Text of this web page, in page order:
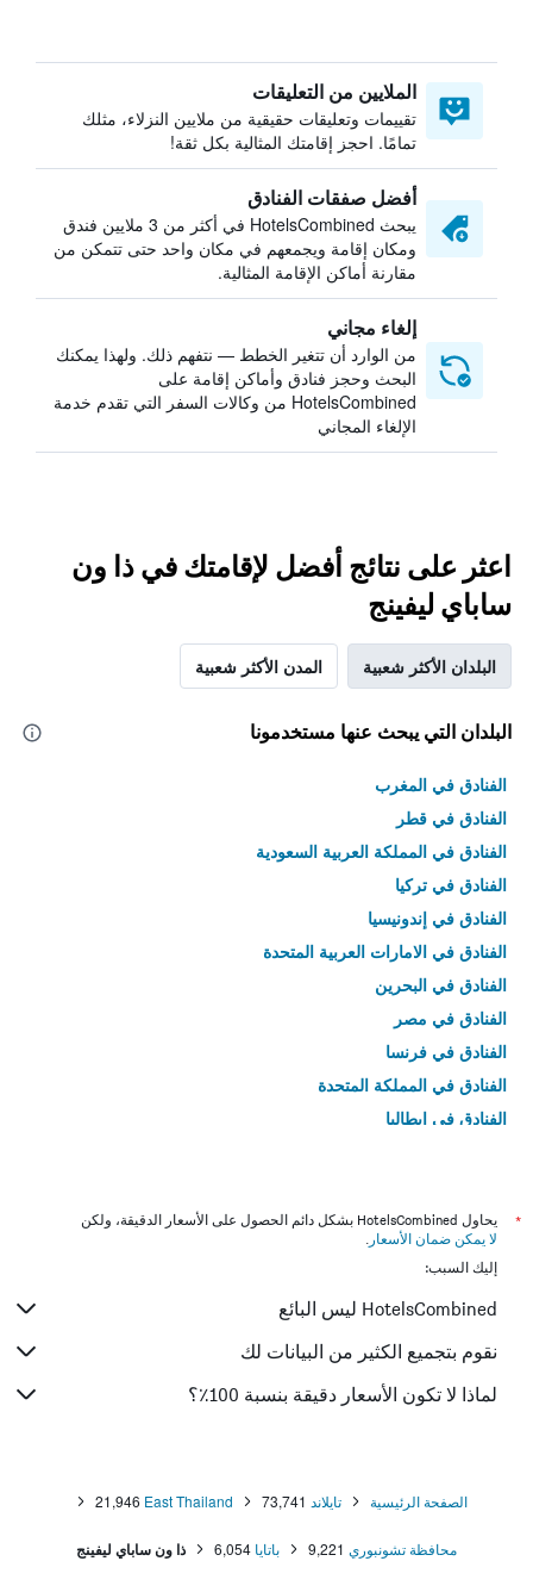
الملايين من التعليقات
تقييمات وتعليقات حقيقية من ملايين النزلاء، مثلك
تمامًا. احجز إقامتك المثالية بكل ثقة!
أفضل صفقات الفنادق
يبحث HotelsCombined في أكثر من 3 ملايين فندق
ومكان إقامة ويجمعهم في مكان واحد حتى تتمكن من
مقارنة أماكن الإقامة المثالية.
إلغاء مجاني
من الوارد أن تتغير الخطط — نتفهم ذلك. ولهذا يمكنك
البحث وحجز فنادق وأماكن إقامة على
HotelsCombined من وكالات السفر التي تقدم خدمة
الإلغاء المجاني
اعثر على نتائج أفضل لإقامتك في ذا ون
ساباي ليفينج
البلدان الأكثر شعبية المدن الأكثر شعبية
البلدان التي يبحث عنها مستخدمونا
الفنادق في المغرب
الفنادق في قطر
الفنادق في المملكة العربية السعودية
الفنادق في تركيا
الفنادق في إندونيسيا
الفنادق في الامارات العربية المتحدة
الفنادق في البحرين
الفنادق في مصر
الفنادق في فرنسا
الفنادق في المملكة المتحدة
الفنادق في إيطاليا
*
يحاول HotelsCombined بشكل دائم الحصول على الأسعار الدقيقة، ولكن
لا يمكن ضمان الأسعار .
إليك السبب:
HotelsCombined ليس البائع
نقوم بتجميع الكثير من البيانات لك
لماذا لا تكون الأسعار دقيقة بنسبة 100٪؟
الصفحة الرئيسية تايلاند 73,741
East Thailand
21,946
محافظة تشونبوري 9,221 باتايا 6,054 ذا ون ساباي ليفينج